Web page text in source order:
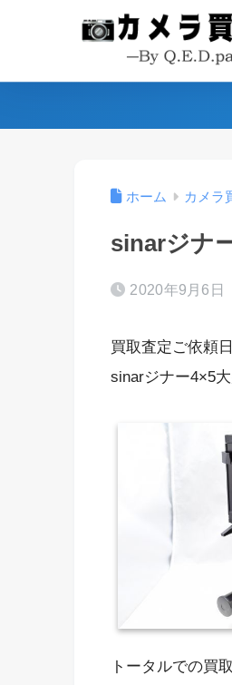
ホーム カメラ
sinarジナ
2020年9月6日
買取査定ご依頼
sinarジナー4×5
トータルでの買